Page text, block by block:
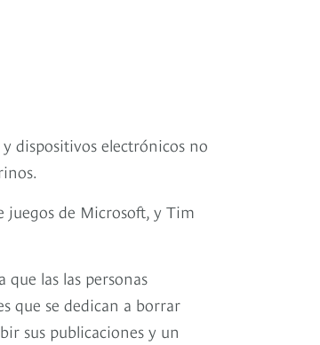
dispositivos electrónicos no
juegos de Microsoft, y Tim
que las las personas
que se dedican a borrar
sus publicaciones y un